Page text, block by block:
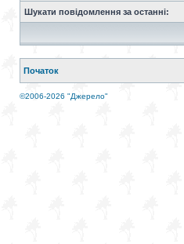
Шукати повідомлення за останні:
Початок
©2006-2026 "Джерело"